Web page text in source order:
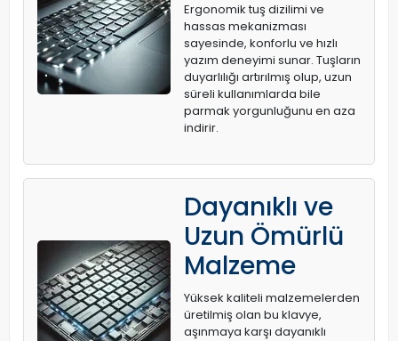
Ergonomik tuş dizilimi ve
hassas mekanizması
sayesinde, konforlu ve hızlı
yazım deneyimi sunar. Tuşların
duyarlılığı artırılmış olup, uzun
süreli kullanımlarda bile
parmak yorgunluğunu en aza
indirir.
Dayanıklı ve
Uzun Ömürlü
Malzeme
Yüksek kaliteli malzemelerden
üretilmiş olan bu klavye,
aşınmaya karşı dayanıklı